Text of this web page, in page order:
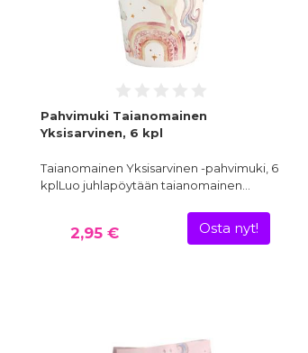
Pahvimuki Taianomainen
Yksisarvinen, 6 kpl
Taianomainen Yksisarvinen -pahvimuki, 6
kplLuo juhlapöytään taianomainen…
2,95 € Osta nyt!